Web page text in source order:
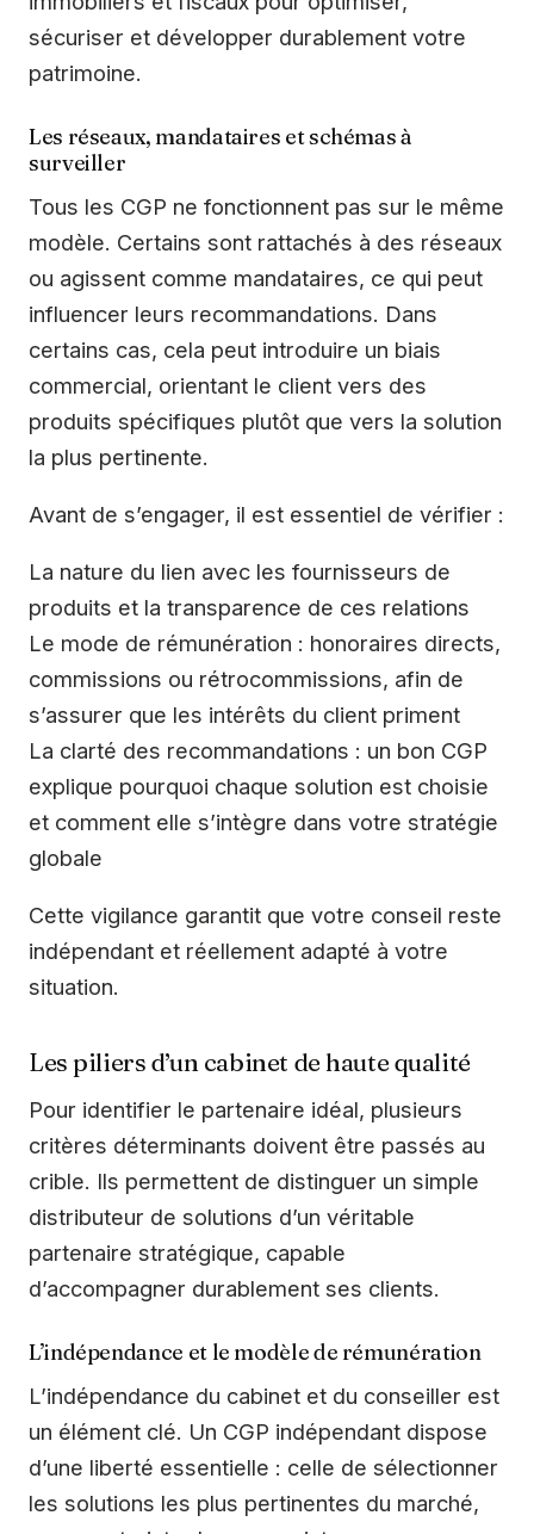
sécuriser et développer durablement votre
patrimoine.
Les réseaux, mandataires et schémas à
surveiller
Tous les CGP ne fonctionnent pas sur le même
modèle. Certains sont rattachés à des réseaux
ou agissent comme mandataires, ce qui peut
influencer leurs recommandations. Dans
certains cas, cela peut introduire un biais
commercial, orientant le client vers des
produits spécifiques plutôt que vers la solution
la plus pertinente.
Avant de s’engager, il est essentiel de vérifier :
La nature du lien avec les fournisseurs de
produits et la transparence de ces relations
Le mode de rémunération : honoraires directs,
commissions ou rétrocommissions, afin de
s’assurer que les intérêts du client priment
La clarté des recommandations : un bon CGP
explique pourquoi chaque solution est choisie
et comment elle s’intègre dans votre stratégie
globale
Cette vigilance garantit que votre conseil reste
indépendant et réellement adapté à votre
situation.
Les piliers d’un cabinet de haute qualité
Pour identifier le partenaire idéal, plusieurs
critères déterminants doivent être passés au
crible. Ils permettent de distinguer un simple
distributeur de solutions d’un véritable
partenaire stratégique, capable
d’accompagner durablement ses clients.
L’indépendance et le modèle de rémunération
L’indépendance du cabinet et du conseiller est
un élément clé. Un CGP indépendant dispose
d’une liberté essentielle : celle de sélectionner
les solutions les plus pertinentes du marché,